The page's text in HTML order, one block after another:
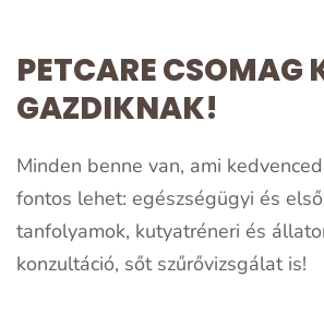
PETCARE CSOMAG
GAZDIKNAK!
Minden benne van, ami
fontos lehet: egészségügyi és
tanfolyamok, kutyatréneri és
konzultáció, sőt szűrővizsgálat is!